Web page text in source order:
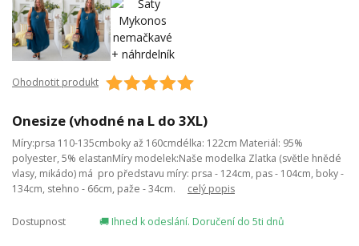
Ohodnotit produkt
Onesize (vhodné na L do 3XL)
Míry:prsa 110-135cmboky až 160cmdélka: 122cm Materiál: 95%
polyester, 5% elastanMíry modelek:Naše modelka Zlatka (světle hnědé
vlasy, mikádo) má pro představu míry: prsa - 124cm, pas - 104cm, boky -
134cm, stehno - 66cm, paže - 34cm. celý popis
Dostupnost 🚚 Ihned k odeslání. Doručení do 5ti dnů